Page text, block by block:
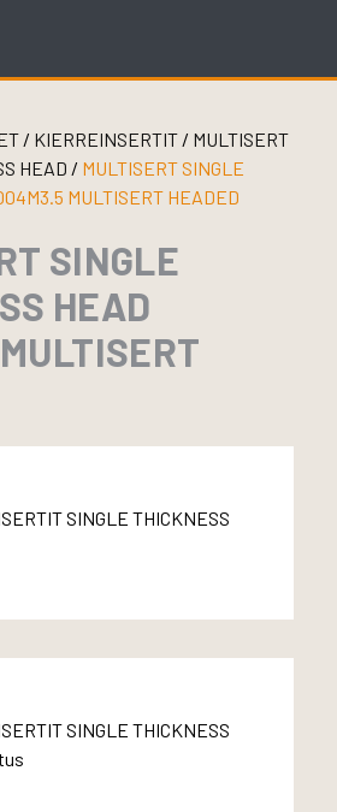
/ KIERREINSERTIT / MULTISERT
HEAD / MULTISERT SINGLE
MULTISERT HEADED
SINGLE
HEAD